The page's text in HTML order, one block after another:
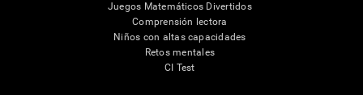
Juegos Matemáticos Divertidos
Comprensión lectora
Niños con altas capacidades
Retos mentales
CI Test